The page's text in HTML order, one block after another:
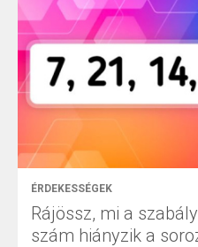
ÉRDEKESSÉGEK
Rájössz, mi a
szám hiányzik a